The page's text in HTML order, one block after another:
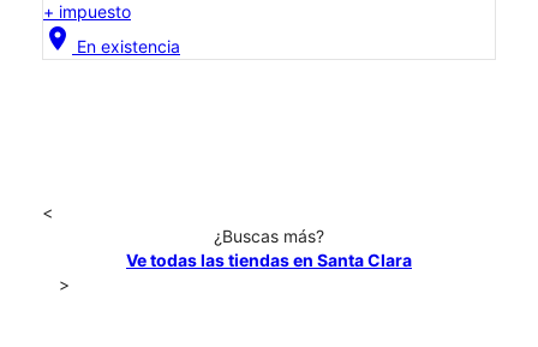
+ impuesto
location_on En existencia
<
¿Buscas más?
Ve todas las tiendas en Santa Clara
>